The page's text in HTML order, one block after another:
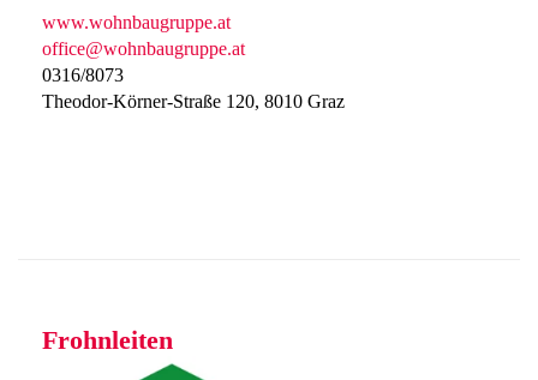
www.wohnbaugruppe.at
office@wohnbaugruppe.at
0316/8073
Theodor-Körner-Straße 120, 8010 Graz
Frohnleiten